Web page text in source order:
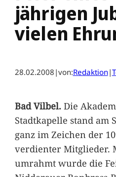
jährigen
vielen
28.02.2008 |von:Redaktion|
Bad Vilbel.Die
Stadtkapelle stand am
ganz im Zeichen der
verdienter Mitglieder.
umrahmt wurde die